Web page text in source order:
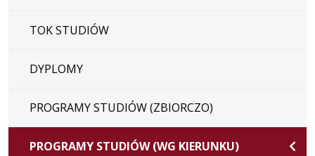
TOK STUDIÓW
DYPLOMY
PROGRAMY STUDIÓW (ZBIORCZO)
PROGRAMY STUDIÓW (WG KIERUNKU)